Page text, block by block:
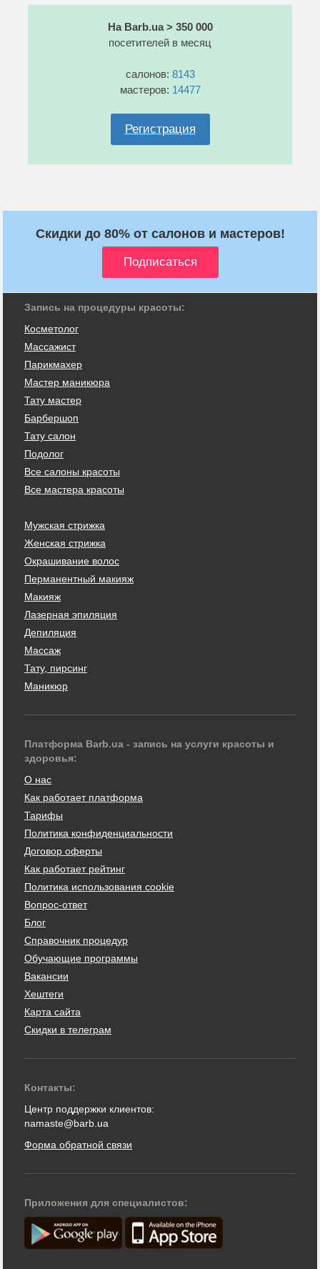
На Barb.ua > 350 000
посетителей в месяц
салонов: 8143
мастеров: 14477
Регистрация
Скидки до 80% от салонов и мастеров!
Запись на процедуры красоты:
Косметолог
Массажист
Парикмахер
Мастер маникюра
Тату мастер
Барбершоп
Тату салон
Подолог
Все салоны красоты
Все мастера красоты
Мужская стрижка
Женская стрижка
Окрашивание волос
Перманентный макияж
Макияж
Лазерная эпиляция
Депиляция
Массаж
Тату, пирсинг
Маникюр
Платформа Barb.ua - запись на услуги красоты и
здоровья:
О нас
Как работает платформа
Тарифы
Политика конфиденциальности
Договор оферты
Как работает рейтинг
Политика использования cookie
Вопрос-ответ
Блог
Справочник процедур
Обучающие программы
Вакансии
Хештеги
Карта сайта
Скидки в телеграм
Контакты:
Центр поддержки клиентов:
namaste@barb.ua
Форма обратной связи
Приложения для специалистов: